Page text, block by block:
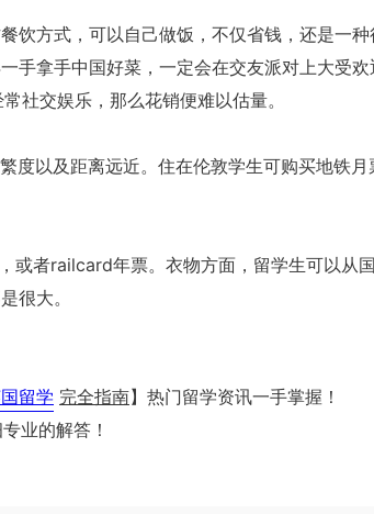
饮方式，可以自己做饭，不仅省钱，还是一种
拿手中国好菜，一定会在交友派对上大受欢
社交娱乐，那么花销便难以估量。
以及距离远近。住在伦敦学生可购买地铁月
或者railcard年票。衣物方面，留学生可以从
很大。
留学 完全指南】热门留学资讯一手掌握！
业的解答！